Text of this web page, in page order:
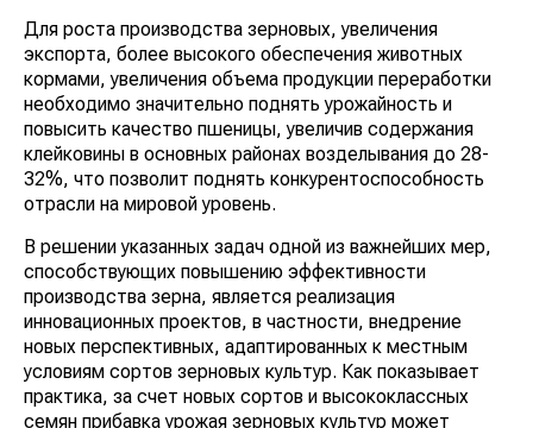
Для роста производства зерновых, увеличения
экспорта, более высокого обеспечения животных
кормами, увеличения объема продукции переработки
необходимо значительно поднять урожайность и
повысить качество пшеницы, увеличив содержания
клейковины в основных районах возделывания до 28-
32%, что позволит поднять конкурентоспособность
отрасли на мировой уровень.
В решении указанных задач одной из важнейших мер,
способствующих повышению эффективности
производства зерна, является реализация
инновационных проектов, в частности, внедрение
новых перспективных, адаптированных к местным
условиям сортов зерновых культур. Как показывает
практика, за счет новых сортов и высококлассных
семян прибавка урожая зерновых культур может